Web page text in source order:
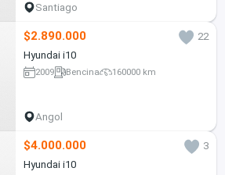
Santiago
$2.890.000
22
Hyundai i10
2009 Bencina 160000 km
Angol
$4.000.000
3
Hyundai i10